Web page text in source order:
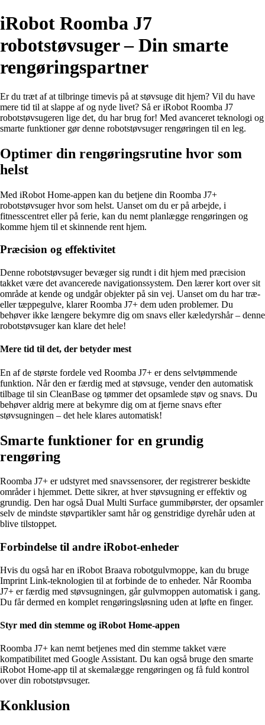
iRobot Roomba J7
robotstøvsuger – Din smarte
rengøringspartner
Er du træt af at tilbringe timevis på at støvsuge dit hjem? Vil du have
mere tid til at slappe af og nyde livet? Så er iRobot Roomba J7
robotstøvsugeren lige det, du har brug for! Med avanceret teknologi og
smarte funktioner gør denne robotstøvsuger rengøringen til en leg.
Optimer din rengøringsrutine hvor som
helst
Med iRobot Home-appen kan du betjene din Roomba J7+
robotstøvsuger hvor som helst. Uanset om du er på arbejde, i
fitnesscentret eller på ferie, kan du nemt planlægge rengøringen og
komme hjem til et skinnende rent hjem.
Præcision og effektivitet
Denne robotstøvsuger bevæger sig rundt i dit hjem med præcision
takket være det avancerede navigationssystem. Den lærer kort over sit
område at kende og undgår objekter på sin vej. Uanset om du har træ-
eller tæppegulve, klarer Roomba J7+ dem uden problemer. Du
behøver ikke længere bekymre dig om snavs eller kæledyrshår – denne
robotstøvsuger kan klare det hele!
Mere tid til det, der betyder mest
En af de største fordele ved Roomba J7+ er dens selvtømmende
funktion. Når den er færdig med at støvsuge, vender den automatisk
tilbage til sin CleanBase og tømmer det opsamlede støv og snavs. Du
behøver aldrig mere at bekymre dig om at fjerne snavs efter
støvsugningen – det hele klares automatisk!
Smarte funktioner for en grundig
rengøring
Roomba J7+ er udstyret med snavssensorer, der registrerer beskidte
områder i hjemmet. Dette sikrer, at hver støvsugning er effektiv og
grundig. Den har også Dual Multi Surface gummibørster, der opsamler
selv de mindste støvpartikler samt hår og genstridige dyrehår uden at
blive tilstoppet.
Forbindelse til andre iRobot-enheder
Hvis du også har en iRobot Braava robotgulvmoppe, kan du bruge
Imprint Link-teknologien til at forbinde de to enheder. Når Roomba
J7+ er færdig med støvsugningen, går gulvmoppen automatisk i gang.
Du får dermed en komplet rengøringsløsning uden at løfte en finger.
Styr med din stemme og iRobot Home-appen
Roomba J7+ kan nemt betjenes med din stemme takket være
kompatibilitet med Google Assistant. Du kan også bruge den smarte
iRobot Home-app til at skemalægge rengøringen og få fuld kontrol
over din robotstøvsuger.
Konklusion